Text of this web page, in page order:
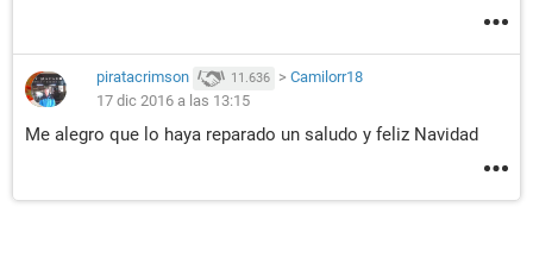
piratacrimson 11.636 > Camilorr18
17 dic 2016 a las 13:15
Me alegro que lo haya reparado un saludo y feliz Navidad